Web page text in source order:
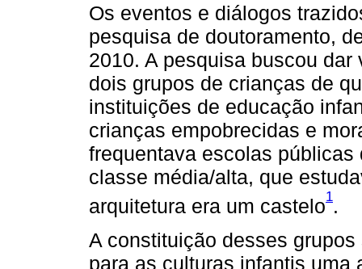
Os eventos e diálogos
pesquisa de doutoramento,
2010. A pesquisa buscou
dois grupos de crianças de
instituições de educação
crianças empobrecidas e
frequentava escolas
classe média/alta, que
arquitetura era um castelo1.
A constituição desses
para as culturas infantis uma